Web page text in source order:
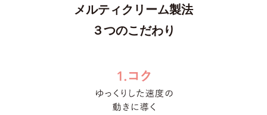
メルティクリーム製法
３つのこだわり